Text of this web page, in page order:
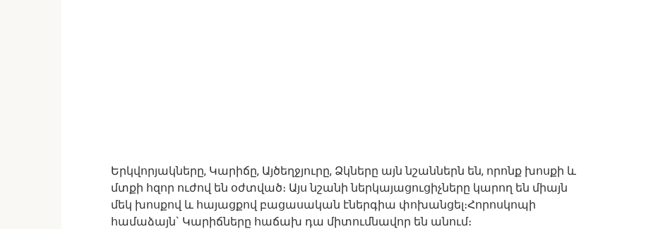
Երկվորյակները, Կարիճը, Այծեղջյուրը, Ձկները այն նշաններն են, որոնք խոսքի և
մտքի հզոր ուժով են օժտված։ Այս նշանի ներկայացուցիչները կարող են միայն
մեկ խոսքով և հայացքով բացասական էներգիա փոխանցել։Հորոսկոպի
համաձայն` Կարիճները հաճախ դա միտումնավոր են անում։